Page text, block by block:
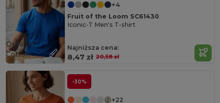
+4
Fruit of the Loom SC61430
Iconic-T Men's T-shirt
Najniższa cena:
8,47 zł 20,58 zł
Organic
Cotton
-30%
+22